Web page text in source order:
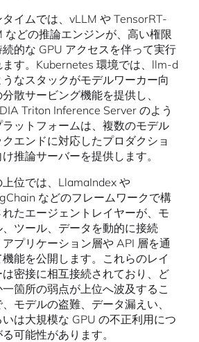
タイムでは、vLLM や TensorRT-
などの推論エンジンが、高い権限
続的な GPU アクセスを伴って実行
ます。Kubernetes 環境では、llm-d
うなスタックがモデルワーカー向
散サービング機能を提供し、
Triton Inference Server のよう
ラットフォームは、複数のモデル
クエンドに対応したプロダクショ
け推論サーバーを提供します。
上位では、LlamaIndex や
などのフレームワークで構
れたエージェントレイヤーが、モ
、ツール、データを動的に接続
アプリケーション層や API 層を通
機能を公開します。これらのレイ
は密接に相互接続されており、ど
一箇所の弱点が上位へ波及するこ
、モデルの盗難、データ漏えい、
いは大規模な GPU の不正利用につ
可能性があります。